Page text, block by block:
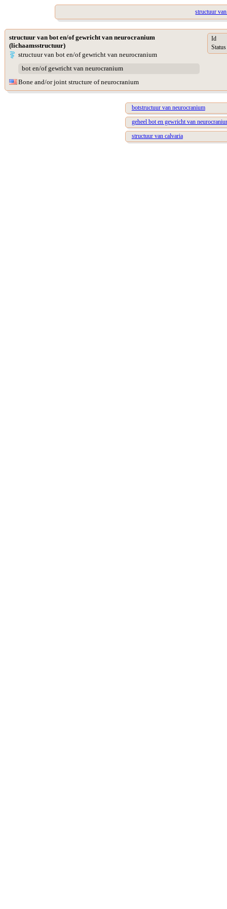
structuur
structuur van bot en/of gewricht van neurocranium
(lichaamsstructuur)
structuur van bot en/of gewricht van neurocranium
bot en/of gewricht van neurocranium
Bone and/or joint structure of neurocranium
Id
Status
botstructuur van neurocranium
geheel bot en gewricht van
structuur van calvaria